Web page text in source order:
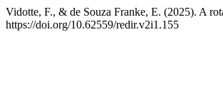
Vidotte, F., & de Souza Franke, E. (2025). A
https://doi.org/10.62559/redir.v2i1.155